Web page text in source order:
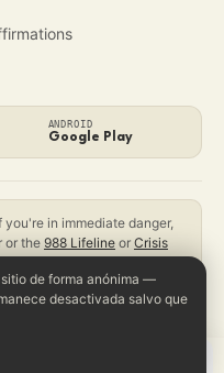
ANDROID
Google Play
you're in immediate danger,
or the 988 Lifeline or Crisis
de forma anónima —
desactivada salvo que